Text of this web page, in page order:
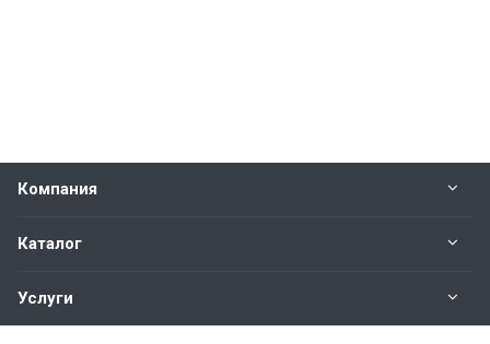
Компания
Каталог
Услуги